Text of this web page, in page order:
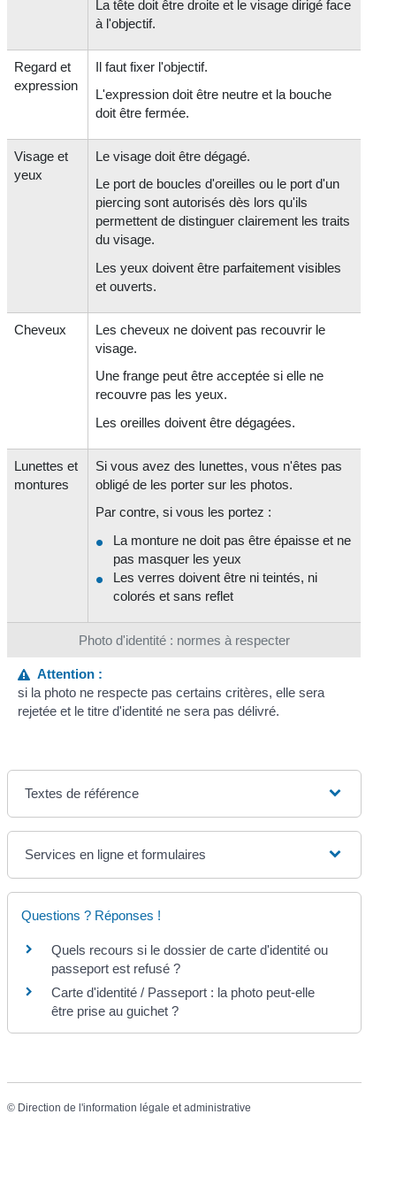
Photo d'identité : normes à respecter
La tête doit être droite et le visage dirigé face
à l'objectif.
Regard et
expression
Il faut fixer l'objectif.
L'expression doit être neutre et la bouche
doit être fermée.
Visage et
yeux
Le visage doit être dégagé.
Le port de boucles d'oreilles ou le port d'un
piercing sont autorisés dès lors qu'ils
permettent de distinguer clairement les traits
du visage.
Les yeux doivent être parfaitement visibles
et ouverts.
Cheveux
Les cheveux ne doivent pas recouvrir le
visage.
Une frange peut être acceptée si elle ne
recouvre pas les yeux.
Les oreilles doivent être dégagées.
Lunettes et
montures
Si vous avez des lunettes, vous n'êtes pas
obligé de les porter sur les photos.
Par contre, si vous les portez :
La monture ne doit pas être épaisse et ne
pas masquer les yeux
Les verres doivent être ni teintés, ni
colorés et sans reflet
Attention :
si la photo ne respecte pas certains critères, elle sera
rejetée et le titre d'identité ne sera pas délivré.
Textes de référence
Services en ligne et formulaires
Questions ? Réponses !
Quels recours si le dossier de carte d'identité ou
passeport est refusé ?
Carte d'identité / Passeport : la photo peut-elle
être prise au guichet ?
© Direction de l'information légale et administrative